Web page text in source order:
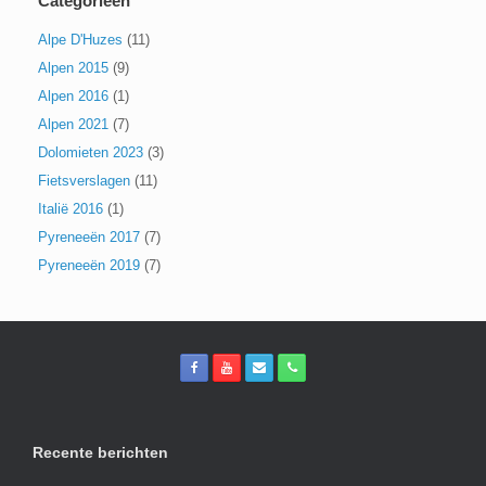
Alpe D'Huzes (11)
Alpen 2015 (9)
Alpen 2016 (1)
Alpen 2021 (7)
Dolomieten 2023 (3)
Fietsverslagen (11)
Italië 2016 (1)
Pyreneeën 2017 (7)
Pyreneeën 2019 (7)
Recente berichten